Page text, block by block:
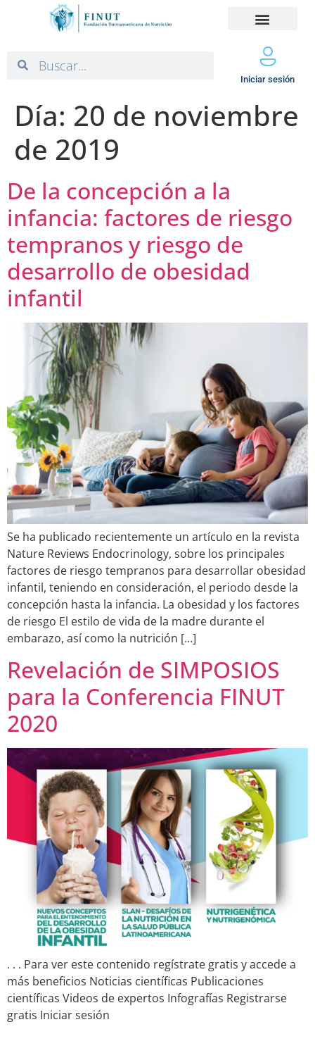
Iniciar sesión
Día: 20 de noviembre
de 2019
De la concepción a la
infancia: factores de riesgo
tempranos y riesgo de
desarrollo de obesidad
infantil
Se ha publicado recientemente un artículo en la revista
Nature Reviews Endocrinology, sobre los principales
factores de riesgo tempranos para desarrollar obesidad
infantil, teniendo en consideración, el periodo desde la
concepción hasta la infancia. La obesidad y los factores
de riesgo El estilo de vida de la madre durante el
embarazo, así como la nutrición […]
Revelación de SIMPOSIOS
para la Conferencia FINUT
2020
. . . Para ver este contenido regístrate gratis y accede a
más beneficios Noticias científicas Publicaciones
científicas Videos de expertos Infografías Registrarse
gratis Iniciar sesión